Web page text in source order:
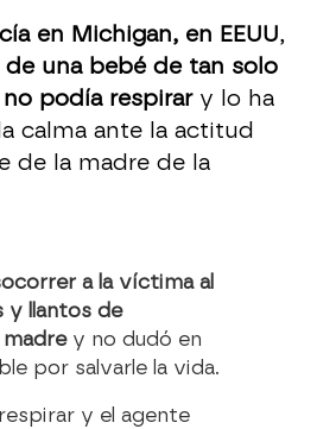
en Michigan, en EEUU,
una bebé de tan solo
no podía respirary lo ha
calma ante la actitud
de la madre de la
a la víctima al
y llantos de
madre y no dudó en
por salvarle la vida.
y el agente